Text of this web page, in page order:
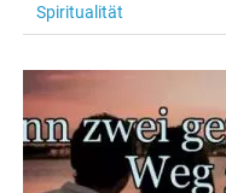
Spiritualität